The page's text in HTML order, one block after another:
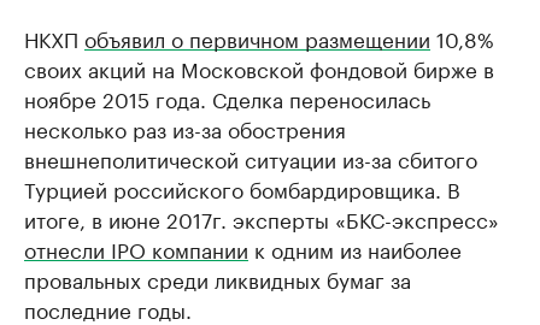
НКХП объявил о первичном размещении 10,8%
своих акций на Московской фондовой бирже в
ноябре 2015 года. Сделка переносилась
несколько раз из-за обострения
внешнеполитической ситуации из-за сбитого
Турцией российского бомбардировщика. В
итоге, в июне 2017г. эксперты «БКС-экспресс»
отнесли IPO компании к одним из наиболее
провальных среди ликвидных бумаг за
последние годы.